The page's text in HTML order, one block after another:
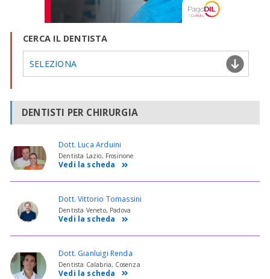
CERCA IL DENTISTA
SELEZIONA
DENTISTI PER CHIRURGIA
Dott. Luca Arduini
Dentista Lazio, Frosinone
Vedi la scheda
Dott. Vittorio Tomassini
Dentista Veneto, Padova
Vedi la scheda
Dott. Gianluigi Renda
Dentista Calabria, Cosenza
Vedi la scheda